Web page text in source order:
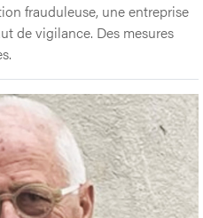
frauduleuse, une entreprise
de vigilance. Des mesures